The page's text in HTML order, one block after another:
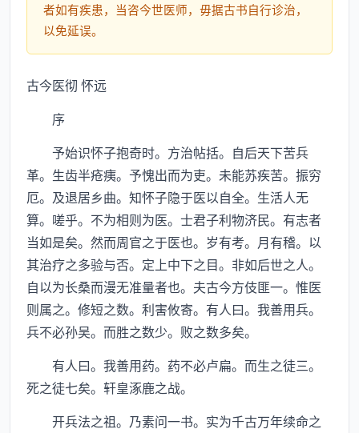
者如有疾患，当咨今世医师，毋据古书自行诊治，
以免延误。
古今医彻 怀远
序
予始识怀子抱奇时。方治帖括。自后天下苦兵
革。生齿半疮痍。予愧出而为吏。未能苏疾苦。振穷
厄。及退居乡曲。知怀子隐于医以自全。生活人无
算。嗟乎。不为相则为医。士君子利物济民。有志者
当如是矣。然而周官之于医也。岁有考。月有稽。以
其治疗之多验与否。定上中下之目。非如后世之人。
自以为长桑而漫无准量者也。夫古今方伎匪一。惟医
则属之。修短之数。利害攸寄。有人曰。我善用兵。
兵不必孙吴。而胜之数少。败之数多矣。
有人曰。我善用药。药不必卢扁。而生之徒三。
死之徒七矣。轩皇涿鹿之战。
开兵法之祖。乃素问一书。实为千古万年续命之